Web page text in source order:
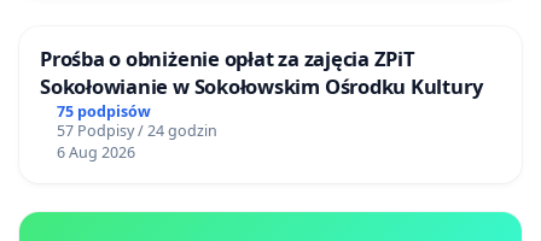
Prośba o obniżenie opłat za zajęcia ZPiT
Sokołowianie w Sokołowskim Ośrodku Kultury
75 podpisów
57 Podpisy / 24 godzin
6 Aug 2026